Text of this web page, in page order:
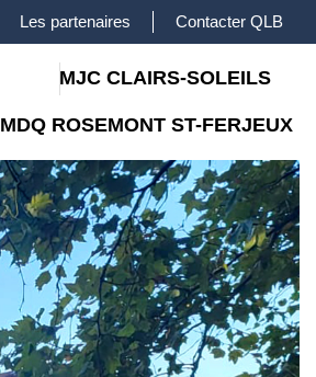
Les partenaires Contacter QLB
MJC CLAIRS-SOLEILS
MDQ ROSEMONT ST-FERJEUX